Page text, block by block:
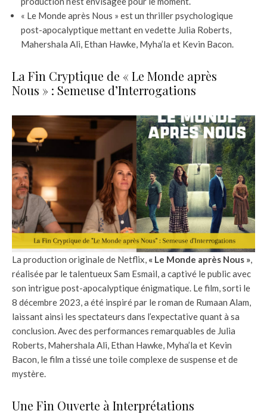
« Le Monde après Nous » est un thriller psychologique
post-apocalyptique mettant en vedette Julia Roberts,
Mahershala Ali, Ethan Hawke, Myha’la et Kevin Bacon.
La Fin Cryptique de « Le Monde après
Nous » : Semeuse d’Interrogations
La production originale de Netflix, « Le Monde après Nous »
réalisée par le talentueux Sam Esmail, a captivé le public avec
son intrigue post-apocalyptique énigmatique. Le film, sorti le
8 décembre 2023, a été inspiré par le roman de Rumaan Alam,
laissant ainsi les spectateurs dans l’expectative quant à sa
conclusion. Avec des performances remarquables de Julia
Roberts, Mahershala Ali, Ethan Hawke, Myha’la et Kevin
Bacon, le film a tissé une toile complexe de suspense et de
mystère.
Une Fin Ouverte à Interprétations